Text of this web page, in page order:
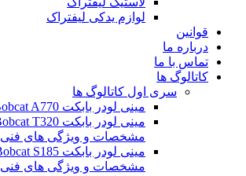
لوازم یدکی لیفتراک
قوانین
درباره ما
تماس با ما
کاتالوگ ها
سری اول کاتالوگ ها
مینی لودر بابکت Bobcat A770
مشخصات و ویژگی های فنی
مشخصات و ویژگی های فنی